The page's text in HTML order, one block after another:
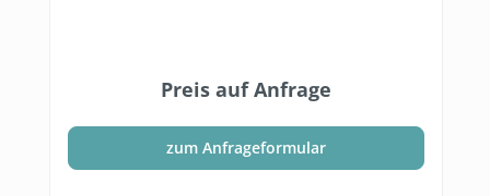
Preis auf Anfrage
zum Anfrageformular